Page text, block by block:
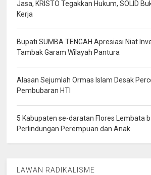
Jasa, KRISTO Tegakkan Hukum, SOLID
Kerja
Bupati SUMBA TENGAH Apresiasi Niat
Tambak Garam Wilayah Pantura
Alasan Sejumlah Ormas Islam Desak
Pembubaran HTI
5 Kabupaten se-daratan Flores Lembata
Perlindungan Perempuan dan Anak
LAWAN RADIKALISME